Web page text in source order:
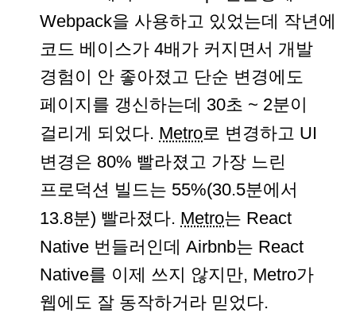
Webpack을 사용하고 있었는데 작년에
코드 베이스가 4배가 커지면서 개발
경험이 안 좋아졌고 단순 변경에도
페이지를 갱신하는데 30초 ~ 2분이
걸리게 되었다. Metro로 변경하고 UI
변경은 80% 빨라졌고 가장 느린
프로덕션 빌드는 55%(30.5분에서
13.8분) 빨라졌다. Metro는 React
Native 번들러인데 Airbnb는 React
Native를 이제 쓰지 않지만, Metro가
웹에도 잘 동작하거라 믿었다.